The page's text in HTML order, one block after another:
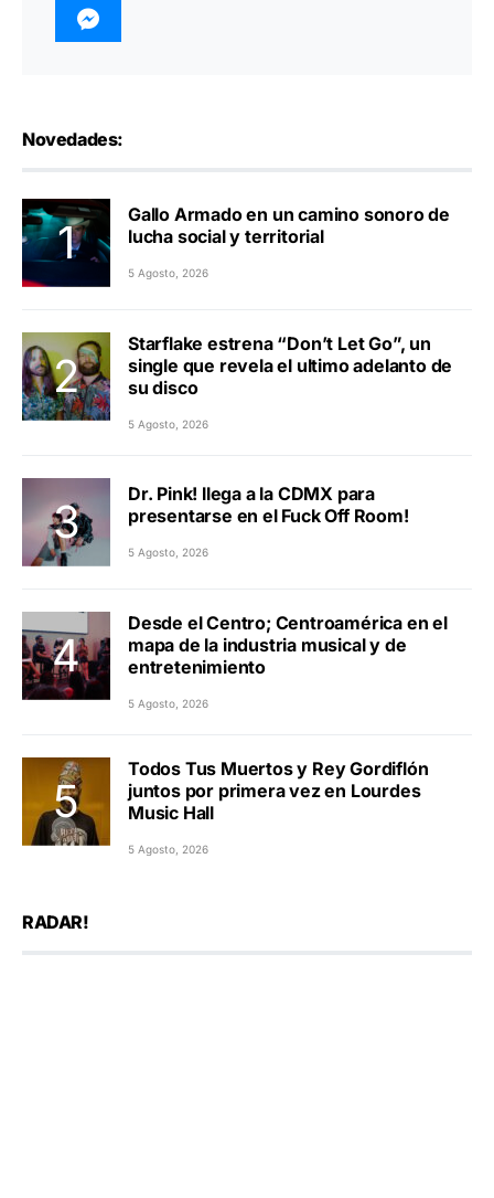
Novedades:
Gallo Armado en un camino sonoro de
lucha social y territorial
5 Agosto, 2026
Starflake estrena “Don’t Let Go”, un
single que revela el ultimo adelanto de
su disco
5 Agosto, 2026
Dr. Pink! llega a la CDMX para
presentarse en el Fuck Off Room!
5 Agosto, 2026
Desde el Centro; Centroamérica en el
mapa de la industria musical y de
entretenimiento
5 Agosto, 2026
Todos Tus Muertos y Rey Gordiflón
juntos por primera vez en Lourdes
Music Hall
5 Agosto, 2026
RADAR!